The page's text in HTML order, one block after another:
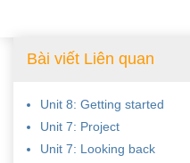
Bài viết Liên quan
Unit 8: Getting started
Unit 7: Project
Unit 7: Looking back